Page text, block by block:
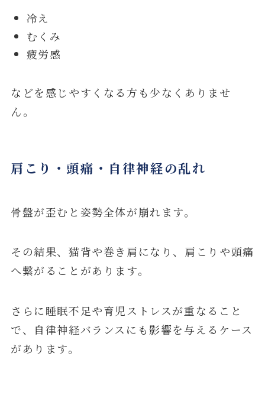
冷え
むくみ
疲労感
などを感じやすくなる方も少なくありませ
ん。
肩こり・頭痛・自律神経の乱れ
骨盤が歪むと姿勢全体が崩れます。
その結果、猫背や巻き肩になり、肩こりや頭痛
へ繋がることがあります。
さらに睡眠不足や育児ストレスが重なること
で、自律神経バランスにも影響を与えるケース
があります。